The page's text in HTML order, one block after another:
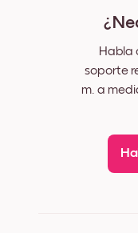
Habla
soporte
m. a